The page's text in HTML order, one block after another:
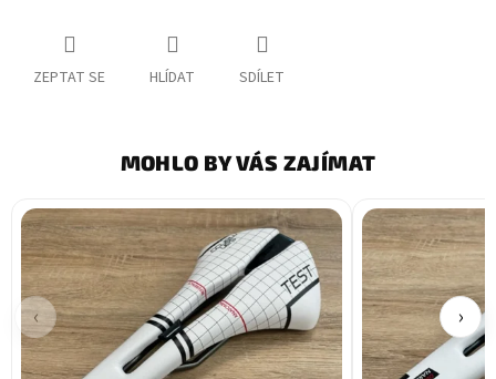
ZEPTAT SE HLÍDAT SDÍLET
MOHLO BY VÁS ZAJÍMAT
‹ ›